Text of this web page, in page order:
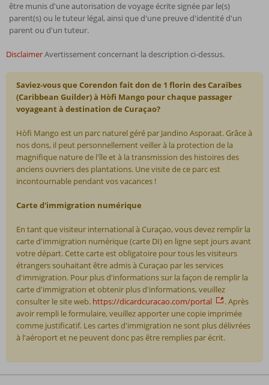
être munis d'une autorisation de voyage écrite signée par le(s)
parent(s) ou le tuteur légal, ainsi que d'une preuve d'identité d'un
parent ou d'un tuteur.
DisclaimerAvertissement concernant la description ci-dessus.
Saviez-vous que Corendon fait don de 1 florin des Caraïbes
(Caribbean Guilder) à Hòfi Mango pour chaque passager
voyageant à destination de Curaçao?
Hòfi Mango est un parc naturel géré par Jandino Asporaat. Grâce à
nos dons, il peut personnellement veiller à la protection de la
magnifique nature de l'île et à la transmission des histoires des
anciens ouvriers des plantations. Une visite de ce parc est
incontournable pendant vos vacances !
Carte d'immigration numérique
En tant que visiteur international à Curaçao, vous devez remplir la
carte d'immigration numérique (carte DI) en ligne sept jours avant
votre départ. Cette carte est obligatoire pour tous les visiteurs
étrangers souhaitant être admis à Curaçao par les services
d'immigration. Pour plus d'informations sur la façon de remplir la
carte d'immigration et obtenir plus d'informations, veuillez
consulter le site web. https://dicardcuracao.com/portal
. Après
avoir rempli le formulaire, veuillez apporter une copie imprimée
comme justificatif. Les cartes d'immigration ne sont plus délivrées
à l'aéroport et ne peuvent donc pas être remplies par écrit.